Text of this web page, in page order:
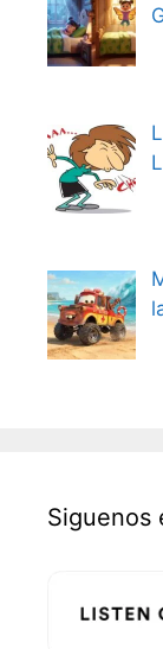
Siguenos